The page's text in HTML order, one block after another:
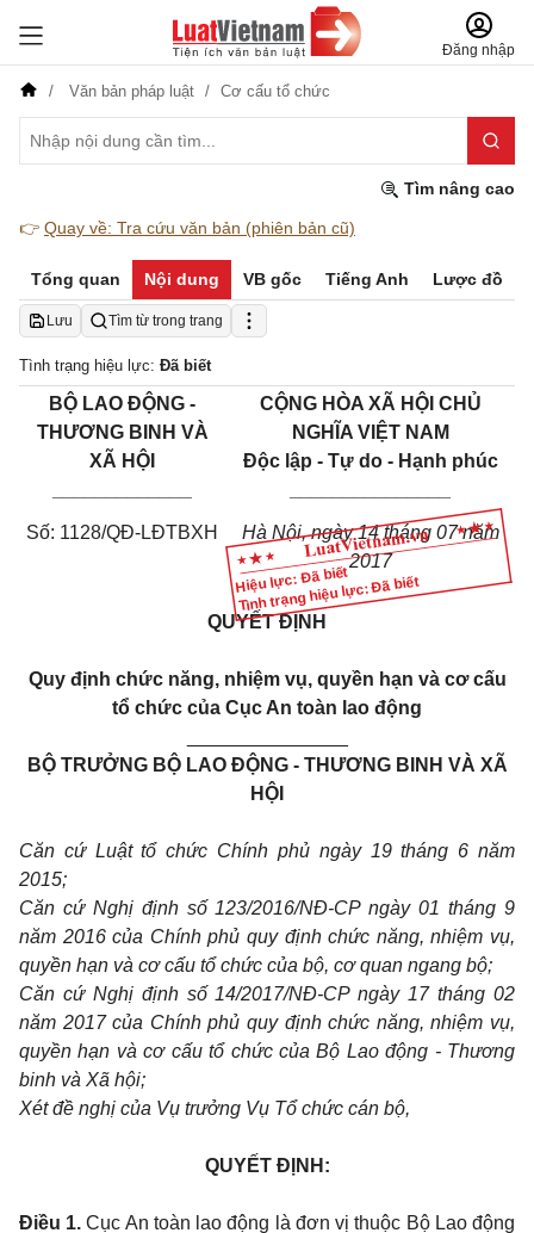
Đăng nhập
Văn bản pháp luật Cơ cấu tổ chức
Tìm nâng cao
👉 Quay về: Tra cứu văn bản (phiên bản cũ)
Tổng quan Nội dung VB gốc Tiếng Anh Lược đồ
Lưu Tìm từ trong trang
Tình trạng hiệu lực: Đã biết
Hiệu lực: Đã biết
Tình trạng hiệu lực: Đã biết
BỘ LAO ĐỘNG -
THƯƠNG BINH VÀ
XÃ HỘI
CỘNG HÒA XÃ HỘI CHỦ
NGHĨA VIỆT NAM
Độc lập - Tự do - Hạnh phúc
Số: 1128/QĐ-LĐTBXH Hà Nội, ngày14tháng 07 năm
2017
QUYẾT ĐỊNH
Quy định chức năng, nhiệm vụ, quyền hạn và cơ cấu
tổ chức của Cục An toàn lao động
BỘ TRƯỞNG BỘ LAO ĐỘNG - THƯƠNG BINH VÀ XÃ
HỘI
Căn cứ Luật tổ chức Chính phủ ngày 19 tháng 6 năm
2015;
Căn cứ Nghị định số 123/2016/NĐ-CP ngày 01 tháng 9
năm 2016 của Chính phủ quy định chức năng, nhiệm vụ,
quyền hạn và cơ cấu tổ chức của bộ, cơ quan ngang bộ;
Căn cứ Nghị định số 14/2017/NĐ-CP ngày 17 tháng 02
năm 2017 của Chính phủ quy định chức năng, nhiệm vụ,
quyền hạn và cơ cấu tổ chức của Bộ Lao động - Thương
binh và Xã hội;
Xét đề nghị của Vụ trưởng Vụ Tổ chức cán bộ,
QUYẾT ĐỊNH:
Điều 1. Cục An toàn lao động là đơn vị thuộc Bộ Lao động